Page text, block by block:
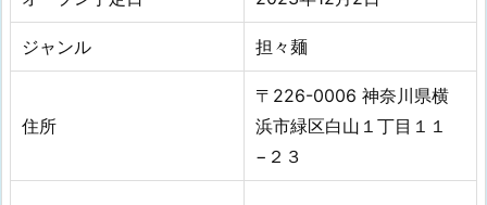
ジャンル 担々麺
住所
〒226-0006 神奈川県横
浜市緑区白山１丁目１１
−２３